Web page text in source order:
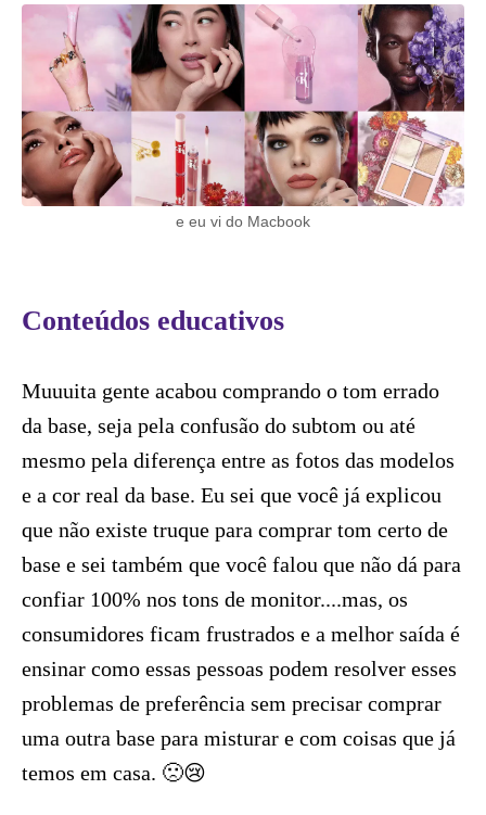
e eu vi do Macbook
Conteúdos educativos
Muuuita gente acabou comprando o tom errado
da base, seja pela confusão do subtom ou até
mesmo pela diferença entre as fotos das modelos
e a cor real da base. Eu sei que você já explicou
que não existe truque para comprar tom certo de
base e sei também que você falou que não dá para
confiar 100% nos tons de monitor....mas, os
consumidores ficam frustrados e a melhor saída é
ensinar como essas pessoas podem resolver esses
problemas de preferência sem precisar comprar
uma outra base para misturar e com coisas que já
temos em casa. 🙁​😢​